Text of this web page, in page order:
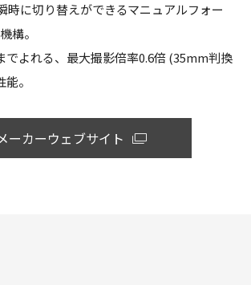
時に切り替えができるマニュアルフォー
構。
でよれる、最大撮影倍率0.6倍 (35mm判換
。
ーカーウェブサイト